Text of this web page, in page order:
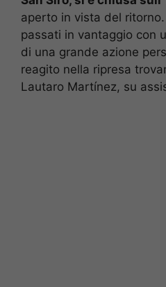
aperto in vista del
passati in vantaggio con
di una grande azione
reagito nella ripresa
Lautaro Martínez, su